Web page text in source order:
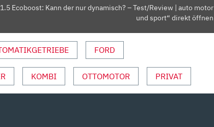
Ecoboost: Kann der nur dynamisch? – Test/Review | auto motor
und sport“ direkt öffnen
FORD
KOMBI OTTOMOTOR PRIVAT